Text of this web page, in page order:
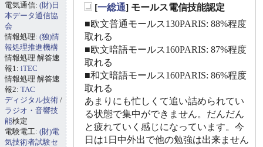
[一総通] モールス電信技能認定
■欧文普通モールス130PARIS: 88%程度
取れる
■欧文暗語モールス160PARIS: 87%程度
取れる
■和文暗語モールス160PARIS: 86%程度
取れる
あまりにも忙しくて追い詰められてい
る状態で集中ができません。だんだん
と疲れていく感じになっています。今
日は1日中外出で他の勉強は出来ません
電気通信: (財)日
本データ通信協
会
情報処理: (独)情
報処理推進機構
情報処理 解答速
報1: iTEC
情報処理 解答速
報2: TAC
ディジタル技術 /
ラジオ・音響技
能検定
電験電工: (財)電
気技術者試験セ